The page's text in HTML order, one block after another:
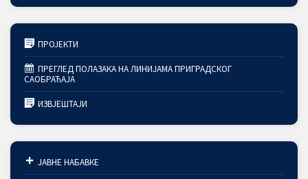
ПРОЈЕКТИ
ПРЕГЛЕД ПОЛАЗАКА НА ЛИНИЈАМА ПРИГРАДСКОГ
САОБРАЋАЈА
ИЗВЈЕШТАЈИ
ЈАВНЕ НАБАВКЕ